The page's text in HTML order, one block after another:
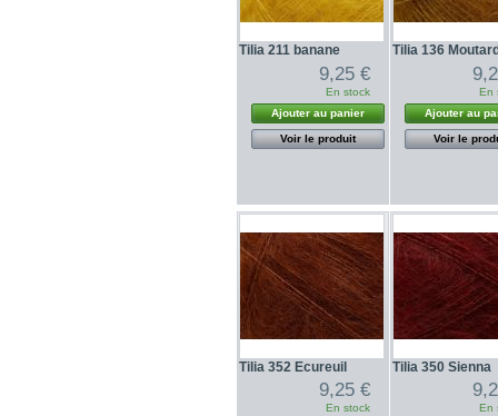
Tilia 211 banane
9,25 €
En stock
Ajouter au panier
Voir le produit
Tilia 136
En
Ajouter au
Voir le
Tilia 352 Ecureuil
9,25 €
En stock
Tilia 350 Sienna
En